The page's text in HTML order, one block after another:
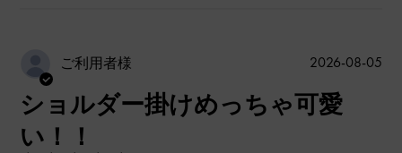
ご利用者様
ショルダー掛けめっちゃ可愛
い！！
公
2026-08-05